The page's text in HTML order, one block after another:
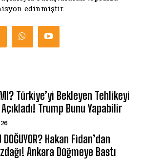
edinmiştir.
MI? Türkiye’yi Bekleyen Tehlikeyi
Trump Bunu Yapabilir
DOĞUYOR? Hakan Fidan’dan
Ankara Düğmeye Bastı